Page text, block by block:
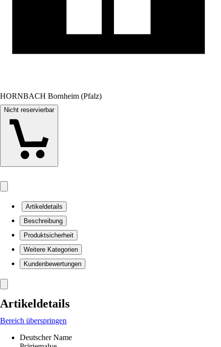
HORNBACH Bornheim (Pfalz)
Nicht reservierbar
Artikeldetails
Beschreibung
Produktsicherheit
Weitere Kategorien
Kundenbewertungen
Artikeldetails
Bereich überspringen
Deutscher Name